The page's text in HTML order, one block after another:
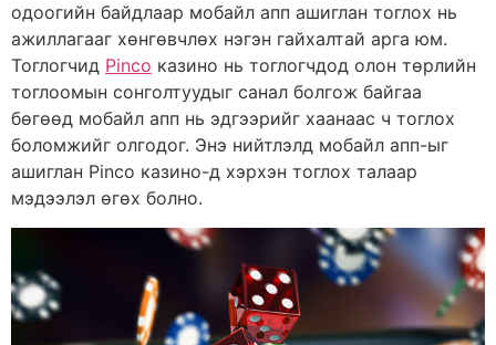
одоогийн байдлаар мобайл апп ашиглан тоглох нь
ажиллагааг хөнгөвчлөх нэгэн гайхалтай арга юм.
Тоглогчид Pinco казино нь тоглогчдод олон төрлийн
тоглоомын сонголтуудыг санал болгож байгаа
бөгөөд мобайл апп нь эдгээрийг хаанаас ч тоглох
боломжийг олгодог. Энэ нийтлэлд мобайл апп-ыг
ашиглан Pinco казино-д хэрхэн тоглох талаар
мэдээлэл өгөх болно.